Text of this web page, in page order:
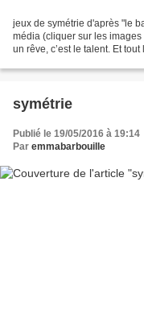
jeux de symétrie d'après "le
média (cliquer sur les
un rêve, c’est le talent. Et tout
symétrie
Publié le 19/05/2016 à 19:14
Par emmabarbouille